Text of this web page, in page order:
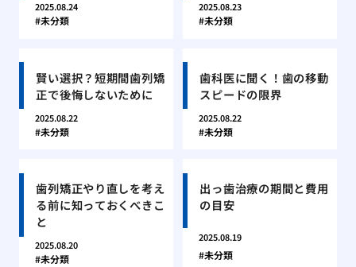
2025.08.24
未分類
2025.08.23
未分類
賢い選択？短期間歯列矯
正で後悔しないために
2025.08.22
未分類
歯科医に聞く！歯の移動
スピードの限界
2025.08.22
未分類
歯列矯正やり直しを考え
る前に知っておくべきこ
と
2025.08.20
未分類
出っ歯治療の期間と費用
の目安
2025.08.19
未分類